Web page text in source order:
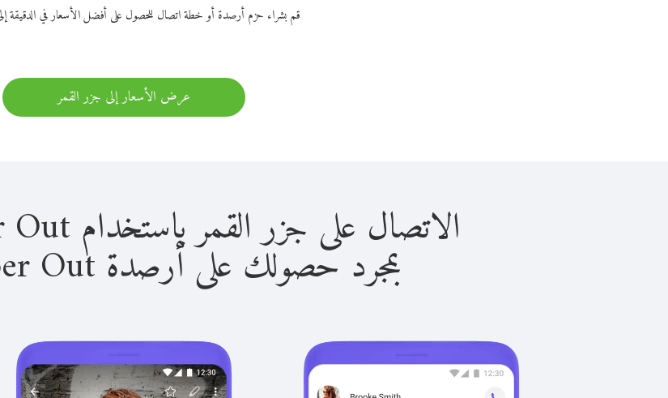
قم بشراء حزم أرصدة أو خطة اتصال للحصول على أفضل الأسعار في الدقيقة
عرض الأسعار إلى جزر القمر
الاتصال على جزر القمر باستخدام Viber Out سهل للغاية.
بمجرد حصولك على أرصدة Viber Out، يمكنك: